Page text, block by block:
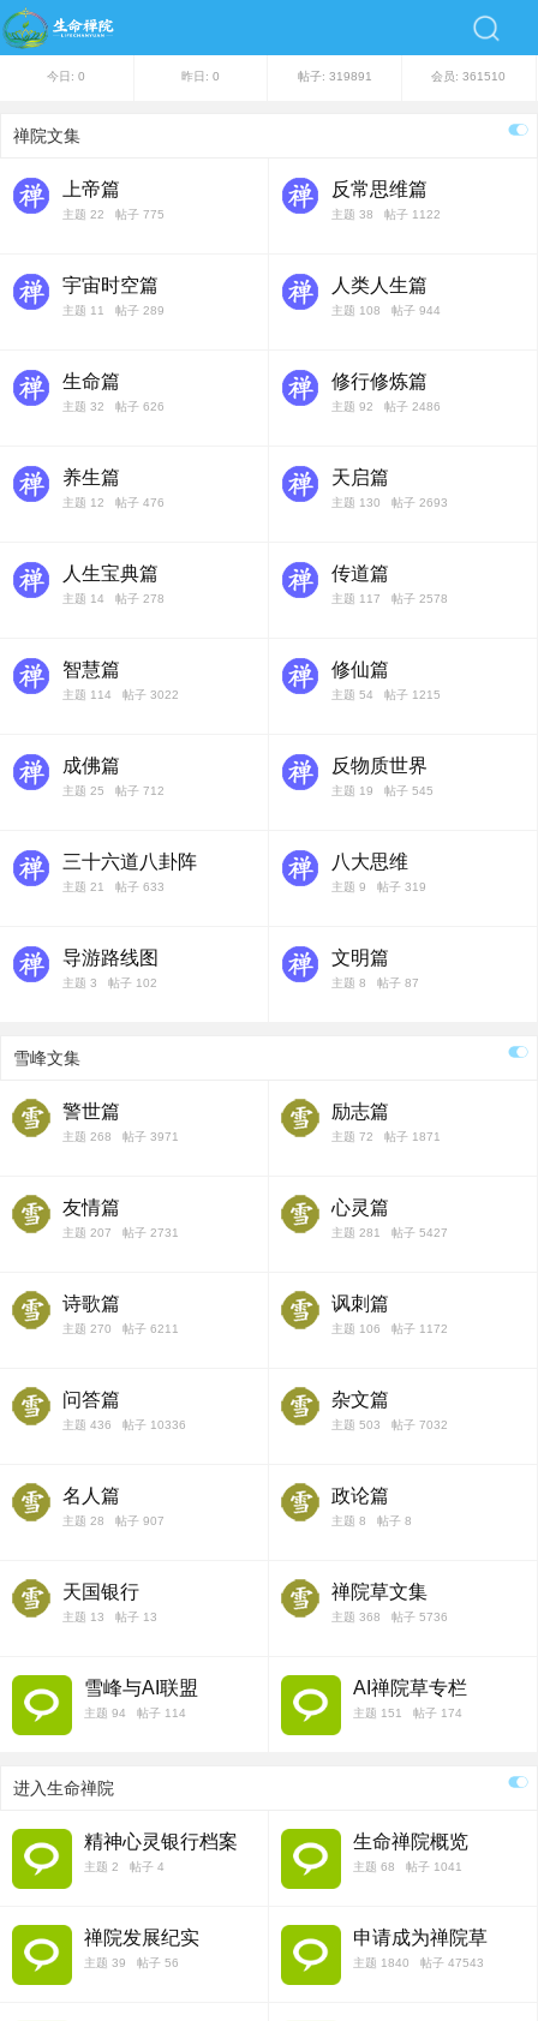
今日:0 昨日: 0 帖子: 319891 会员:361510
禅院文集
上帝篇
主题 22 帖子 775
反常思维篇
主题 38 帖子 1122
宇宙时空篇
主题 11 帖子 289
人类人生篇
主题 108 帖子 944
生命篇
主题 32 帖子 626
修行修炼篇
主题 92 帖子 2486
养生篇
主题 12 帖子 476
天启篇
主题 130 帖子 2693
人生宝典篇
主题 14 帖子 278
传道篇
主题 117 帖子 2578
智慧篇
主题 114 帖子 3022
修仙篇
主题 54 帖子 1215
成佛篇
主题 25 帖子 712
反物质世界
主题 19 帖子 545
三十六道八卦阵
主题 21 帖子 633
八大思维
主题 9 帖子 319
导游路线图
主题 3 帖子 102
文明篇
主题 8 帖子 87
雪峰文集
警世篇
主题 268 帖子 3971
励志篇
主题 72 帖子 1871
友情篇
主题 207 帖子 2731
心灵篇
主题 281 帖子 5427
诗歌篇
主题 270 帖子 6211
讽刺篇
主题 106 帖子 1172
问答篇
主题 436 帖子 10336
杂文篇
主题 503 帖子 7032
名人篇
主题 28 帖子 907
政论篇
主题 8 帖子 8
天国银行
主题 13 帖子 13
禅院草文集
主题 368 帖子 5736
雪峰与AI联盟
主题 94 帖子 114
AI禅院草专栏
主题 151 帖子 174
进入生命禅院
精神心灵银行档案
主题 2 帖子 4
生命禅院概览
主题 68 帖子 1041
禅院发展纪实
主题 39 帖子 56
申请成为禅院草
主题 1840 帖子 47543